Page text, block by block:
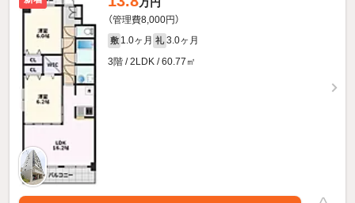
（管理費8,000円）
敷 1.0ヶ月 礼 3.0ヶ月
3階 / 2LDK / 60.77㎡